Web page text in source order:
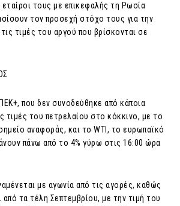
εταίροι τους με επικεφαλής τη Ρωσία
τον προσεχή στόχο τους για την
τιμές του αργού που βρίσκονται σε
που δεν συνοδεύθηκε από κάποια
τιμές του πετρελαίου στο κόκκινο, με το
αναφοράς, και το WTI, το ευρωπαϊκό
πάνω από το 4% γύρω στις 16:00 ώρα
με αγωνία από τις αγορές, καθώς
από τα τέλη Σεπτεμβρίου, με την τιμή του